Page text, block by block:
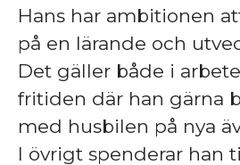
Hans har ambitionen
på en lärande och
Det gäller både i
fritiden där han gärna
med husbilen på nya
I övrigt spenderar han